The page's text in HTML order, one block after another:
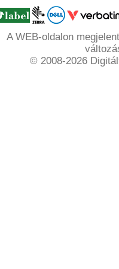
A WEB-oldalon
© 2008-2026